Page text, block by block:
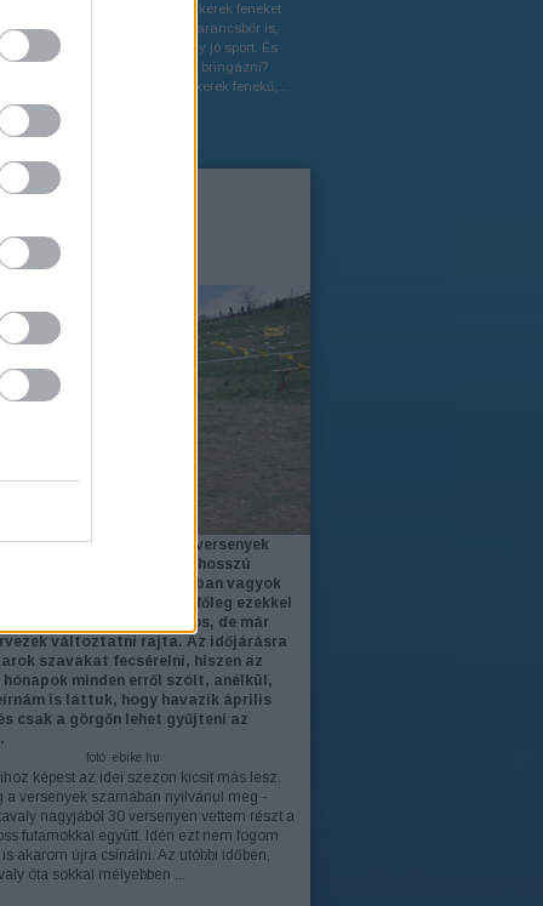
Miért is jó bringázni? Mert kerek feneket
kapunk és megszűnik a narancsbőr is,
emellett egészséges és egy jó sport. És
miért jó nekünk férfiaknak bringázni?
Mert nézegethetjük a sok kerek fenekű,...
Kupa -
a cross country versenyek
és a maratonok hosszú
ki célul. Bár tisztában vagyok
ez a két versenyforma főleg ezekkel
ellentmondásos, de már
változtatni rajta. Az időjárásra
szavakat fecsérelni, hiszen az
minden erről szólt, anélkül,
is láttuk, hogy havazik április
csak a görgőn lehet gyűjteni az
fotó: ebike.hu
képest az idei szezon kicsit más lesz.
a versenyek számában nyilvánul meg -
nagyjából 30 versenyen vettem részt a
futamokkal együtt. Idén ezt nem fogom
akarom újra csinálni. Az utóbbi időben,
óta sokkal mélyebben ...